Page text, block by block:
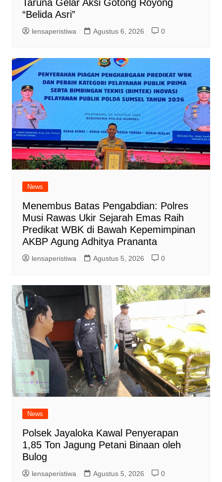
Taruna Gelar Aksi Gotong Royong
“Belida Asri”
lensaperistiwa Agustus 6, 2026 0
News
Menembus Batas Pengabdian: Polres
Musi Rawas Ukir Sejarah Emas Raih
Predikat WBK di Bawah Kepemimpinan
AKBP Agung Adhitya Prananta
lensaperistiwa Agustus 5, 2026 0
News
Polsek Jayaloka Kawal Penyerapan
1,85 Ton Jagung Petani Binaan oleh
Bulog
lensaperistiwa Agustus 5, 2026 0